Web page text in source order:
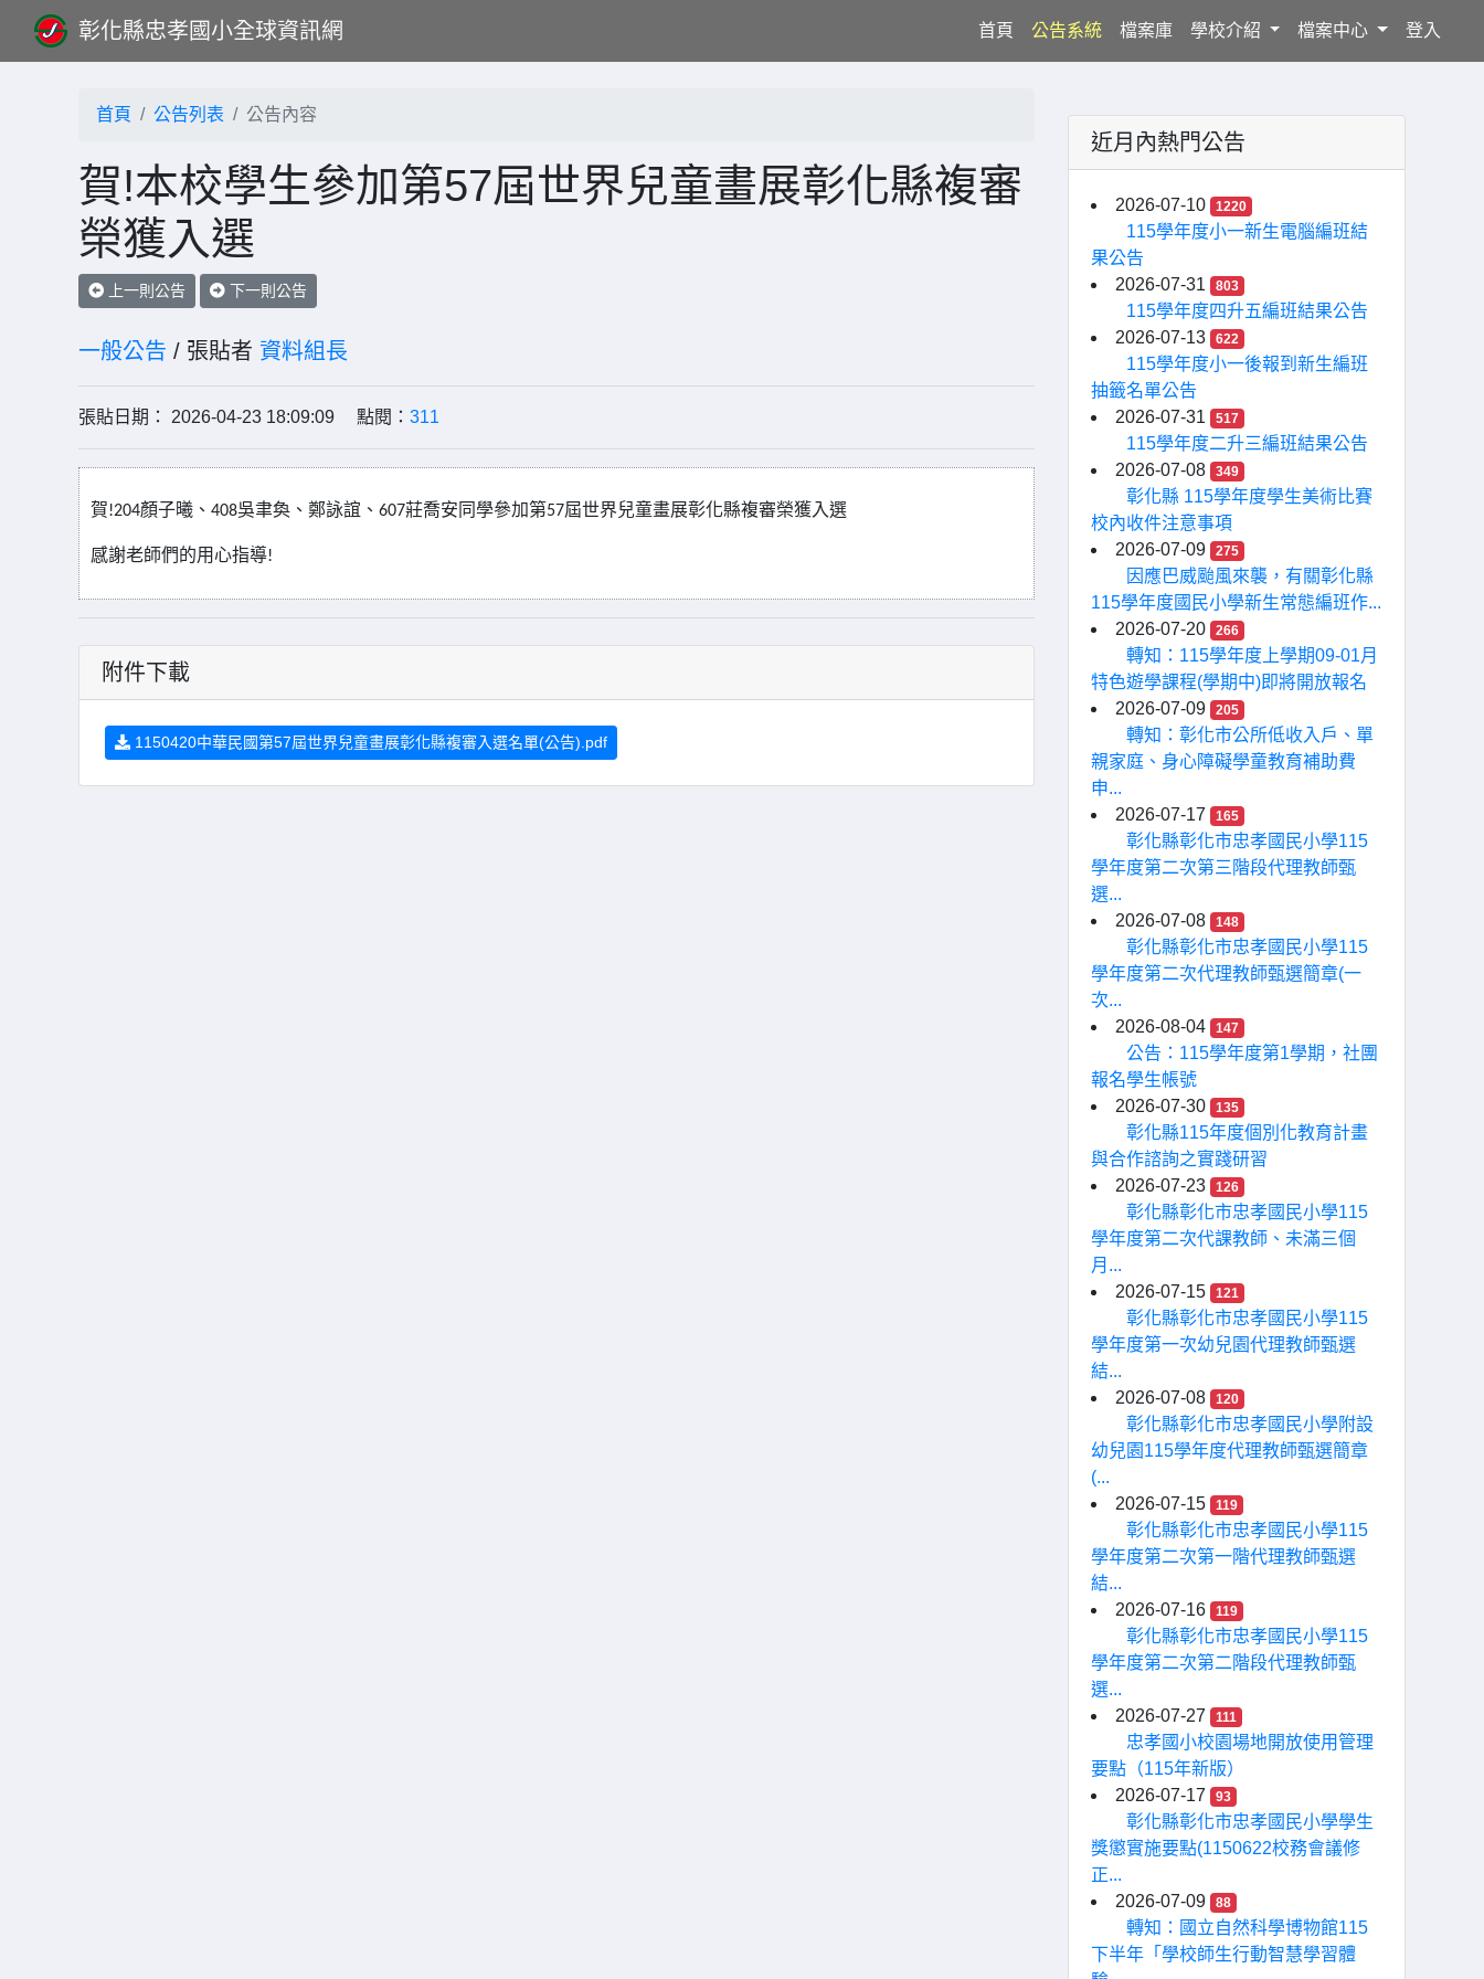
彰化縣忠孝國小全球資訊網 首頁(current)
公告系統 檔案庫 學校介紹 檔案中心 登入
首頁 公告列表 公告內容
賀!本校學生參加第57屆世界兒童畫展彰化縣複審
榮獲入選
上一則公告 下一則公告
一般公告 / 張貼者 資料組長
張貼日期： 2026-04-23 18:09:09 點閱： 311
賀!204顏子曦、 408吳聿奐、鄭詠誼、 607莊喬安同學參加第57屆世界兒童畫展彰化縣複審榮獲入選
感謝老師們的用心指導!
附件下載
1150420中華民國第57屆世界兒童畫展彰化縣複審入選名單(公告).pdf
近月內熱門公告
2026-07-10 1220
115學年度小一新生電腦編班結
果公告
2026-07-31
803
115學年度四升五編班結果公告
2026-07-13
622
115學年度小一後報到新生編班
抽籤名單公告
2026-07-31
517
115學年度二升三編班結果公告
2026-07-08
349
彰化縣 115學年度學生美術比賽
校內收件注意事項
2026-07-09
275
因應巴威颱風來襲，有關彰化縣
115學年度國民小學新生常態編班作...
2026-07-20
266
轉知：115學年度上學期09-01月
特色遊學課程(學期中)即將開放報名
2026-07-09
205
轉知：彰化市公所低收入戶、單
親家庭、身心障礙學童教育補助費
申...
2026-07-17
165
彰化縣彰化市忠孝國民小學115
學年度第二次第三階段代理教師甄
選...
2026-07-08
148
彰化縣彰化市忠孝國民小學115
學年度第二次代理教師甄選簡章(一
次...
2026-08-04
147
公告：115學年度第1學期，社團
報名學生帳號
2026-07-30
135
彰化縣115年度個別化教育計畫
與合作諮詢之實踐研習
2026-07-23
126
彰化縣彰化市忠孝國民小學115
學年度第二次代課教師、未滿三個
月...
2026-07-15
121
彰化縣彰化市忠孝國民小學115
學年度第一次幼兒園代理教師甄選
結...
2026-07-08
120
彰化縣彰化市忠孝國民小學附設
幼兒園115學年度代理教師甄選簡章
(...
2026-07-15
119
彰化縣彰化市忠孝國民小學115
學年度第二次第一階代理教師甄選
結...
2026-07-16
119
彰化縣彰化市忠孝國民小學115
學年度第二次第二階段代理教師甄
選...
2026-07-27
111
忠孝國小校園場地開放使用管理
要點（115年新版）
2026-07-17
93
彰化縣彰化市忠孝國民小學學生
獎懲實施要點(1150622校務會議修
正...
2026-07-09
88
轉知：國立自然科學博物館115
下半年「學校師生行動智慧學習體